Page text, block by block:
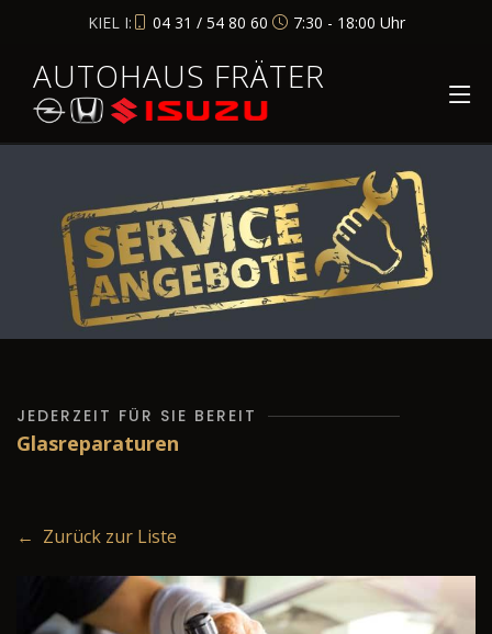
KIEL I: 04 31 / 54 80 60 7:30 - 18:00 Uhr
AUTOHAUS FRÄTER
JEDERZEIT FÜR SIE BEREIT
Glasreparaturen
← Zurück zur Liste